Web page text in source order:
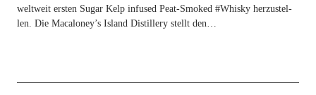
welt­weit ers­ten Sugar Kelp infu­sed Peat-Smo­ked #Whis­ky her­zu­stel­
len. Die Macaloney’s Island Distil­lery stellt den…